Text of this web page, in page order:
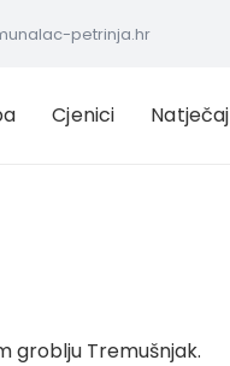
petrinja.hr
Cjenici Natječaj
groblju Tremušnjak.